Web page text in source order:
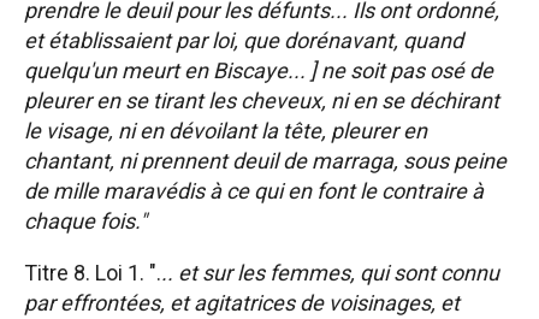
prendre le deuil pour les défunts... Ils ont ordonné,
et établissaient par loi, que dorénavant, quand
quelqu'un meurt en Biscaye... ] ne soit pas osé de
pleurer en se tirant les cheveux, ni en se déchirant
le visage, ni en dévoilant la tête, pleurer en
chantant, ni prennent deuil de marraga, sous peine
de mille maravédis à ce qui en font le contraire à
chaque fois."
Titre 8. Loi 1. "... et sur les femmes, qui sont connu
par effrontées, et agitatrices de voisinages, et